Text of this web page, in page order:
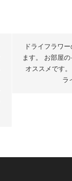
ドライフラワ
ます。 お部屋
オススメです
ラ